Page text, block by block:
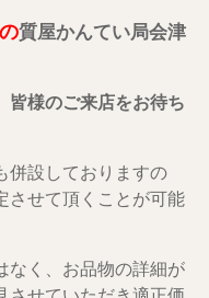
質屋かんてい局会津
皆様のご来店をお待ち
併設しておりますの
させて頂くことが可能
なく、お品物の詳細が